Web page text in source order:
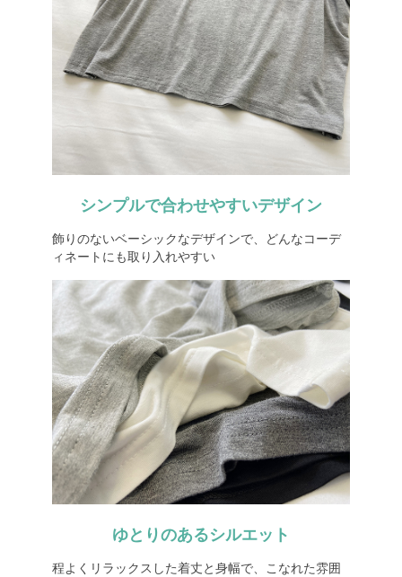
シンプルで合わせやすいデザイン
飾りのないベーシックなデザインで、どんなコーデ
ィネートにも取り入れやすい
ゆとりのあるシルエット
程よくリラックスした着丈と身幅で、こなれた雰囲